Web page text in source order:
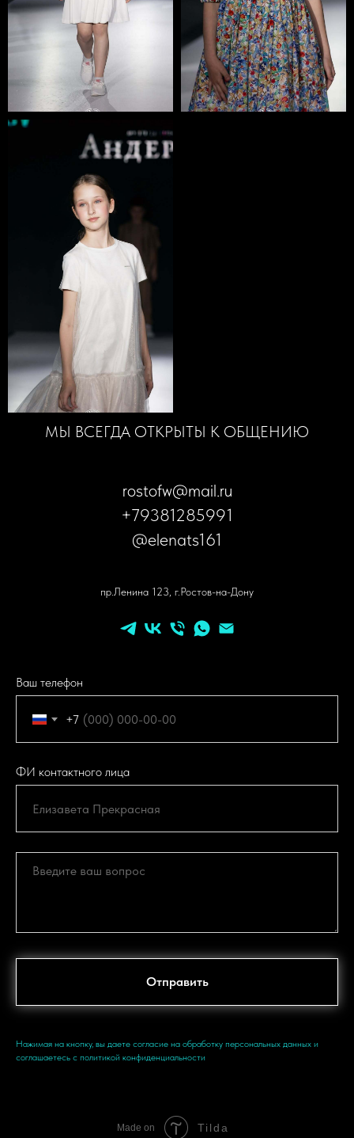
МЫ ВСЕГДА ОТКРЫТЫ К ОБЩЕНИЮ
rostofw@mail.ru
+79381285991
@elenats161
пр.Ленина 123, г.Ростов-на-Дону
Ваш телефон
+7
ФИ контактного лица
Отправить
Нажимая на кнопку, вы даете согласие на обработку персональных данных и
соглашаетесь c политикой конфиденциальности
Made on Tilda